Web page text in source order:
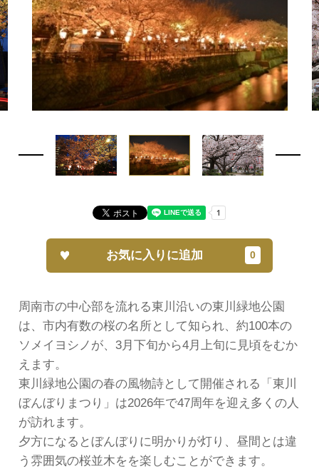
周南市の中心部を流れる東川沿いの東川緑地公園
は、市内有数の桜の名所として知られ、約100本の
ソメイヨシノが、3月下旬から4月上旬に見頃をむか
えます。
東川緑地公園の春の風物詩として開催される「東川
ぼんぼりまつり」は2026年で47周年を迎え多くの人
が訪れます。
夕方になるとぼんぼりに明かりが灯り、昼間とは違
う雰囲気の桜並木をを楽しむことができます。
お気に入りに追加